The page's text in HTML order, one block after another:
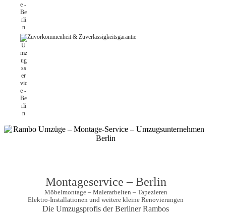
Zuvorkommenheit & Zuverlässigkeitsgarantie
Montageservice – Berlin
Möbelmontage – Malerarbeiten – Tapezieren
Elektro-Installationen und weitere kleine Renovierungen
Die Umzugsprofis der Berliner Rambos